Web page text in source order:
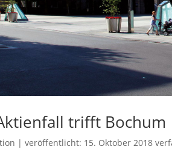
trifft Bochum
|veröffentlicht: 15. Oktober 2018